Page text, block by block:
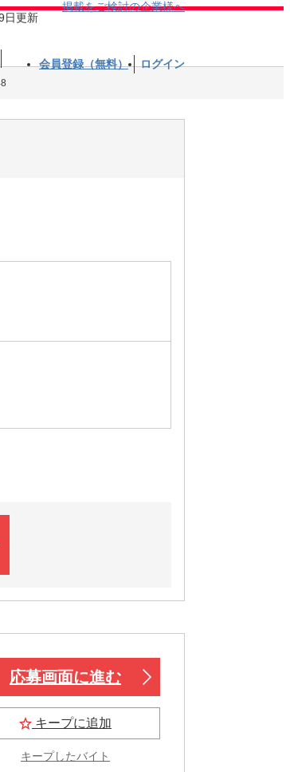
日更新
掲載をご検討の企業様へ
会員登録（無料） ログイン
応募画面に進む
キープに追加
キープしたバイト